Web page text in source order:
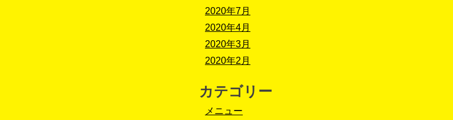
2020年7月
2020年4月
2020年3月
2020年2月
カテゴリー
メニュー